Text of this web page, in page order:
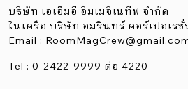
บริษัท เอเอ็มอี อิมเมจิเนทีฟ จำกัด
ในเครือ บริษัท อมรินทร์ คอร์เปอเร
Email :
Tel : 0-2422-9999 ต่อ 4220